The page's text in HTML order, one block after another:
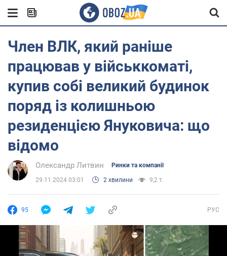
Член ВЛК, який раніше
працював у військкоматі,
купив собі великий будинок
поряд із колишньою
резиденцією Януковича: що
відомо
Олександр Литвин Ринки та компанії
29.11.2024 03:01 2 хвилини 9,2 т.
95 РУС